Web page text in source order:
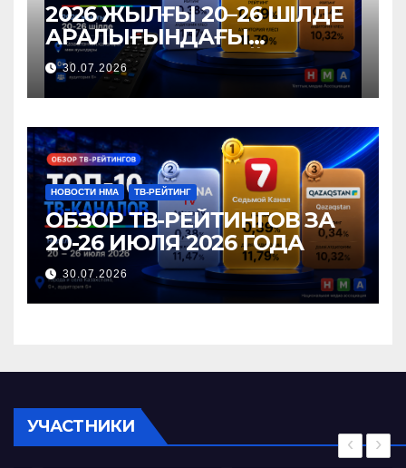
2026 ЖЫЛҒЫ 20–26 ШІЛДЕ
АРАЛЫҒЫНДАҒЫ
ТЕЛЕАРНАЛАР РЕЙТИНГІНЕ
ШОЛУ
30.07.2026
НОВОСТИ НМА ТВ-РЕЙТИНГ
ОБЗОР ТВ-РЕЙТИНГОВ ЗА
20-26 ИЮЛЯ 2026 ГОДА
30.07.2026
УЧАСТНИКИ
‹ ›